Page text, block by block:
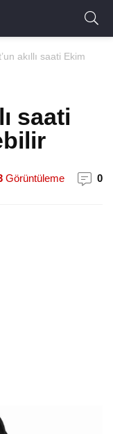
akıllı saati Ekim
saati
Görüntüleme 0